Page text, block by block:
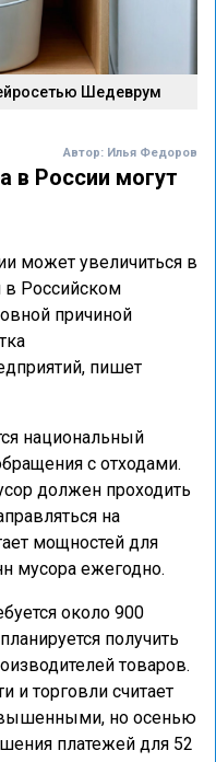
Шедеврум
Автор: Илья Федоров
в России могут
может увеличиться в
в Российском
причиной
пишет
национальный
с отходами.
должен проходить
на
мощностей для
мусора ежегодно.
около 900
получить
товаров.
и торговли считает
но осенью
платежей для 52